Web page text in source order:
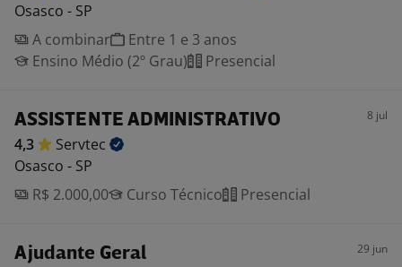
Osasco - SP
A combinar
Entre 1 e 3 anos
Ensino Médio (2º Grau)
Presencial
ASSISTENTE ADMINISTRATIVO 8 jul
4,3
Servtec
Osasco - SP
R$ 2.000,00
Curso Técnico Presencial
Ajudante Geral 29 jun